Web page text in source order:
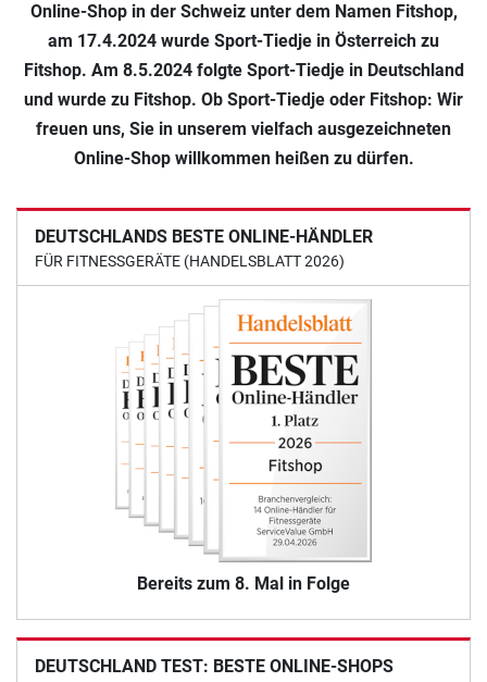
mehrfach als bester Online-Shop für Fitnessgeräte
ausgezeichnet wurde.
Bereits seit Juli 2023 firmiert der deutschsprachige
Online-Shop in der Schweiz unter dem Namen Fitshop,
am 17.4.2024 wurde Sport-Tiedje in Österreich zu
und wurde zu Fitshop. Ob Sport-Tiedje oder Fitshop: Wir
freuen uns, Sie in unserem vielfach ausgezeichneten
Online-Shop willkommen heißen zu dürfen.
DEUTSCHLANDS BESTE ONLINE-HÄNDLER
FÜR FITNESSGERÄTE (HANDELSBLATT 2026)